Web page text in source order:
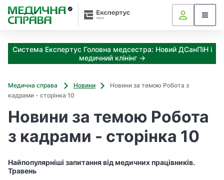
Система Експертус Головна медсестра: Новий ДСанПіН і
медичний клінінг →
Медична справа Новини
Новини за темою Робота з
кадрами - сторінка 10
Новини за темою Робота
з кадрами - сторінка 10
Найпопулярніші запитання від медичних працівників.
Травень
З
а
к
з
о
и
м
о
а